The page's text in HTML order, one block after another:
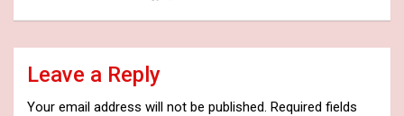
navigation
Leave a Reply
Your email address will not be published. Required fields